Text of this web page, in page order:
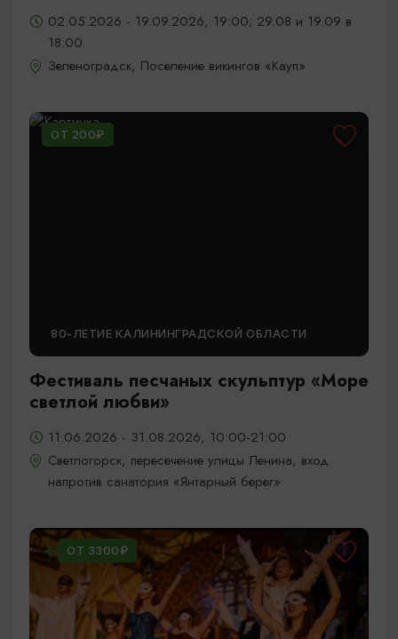
02.05.2026 - 19.09.2026, 19:00; 29.08 и 19.09 в
18:00
Зеленоградск, Поселение викингов «Кауп»
ОТ 200₽
80-ЛЕТИЕ КАЛИНИНГРАДСКОЙ ОБЛАСТИ
Фестиваль песчаных скульптур «Море
светлой любви»
11.06.2026 - 31.08.2026, 10:00-21:00
Светлогорск, пересечение улицы Ленина, вход
напротив санатория «Янтарный берег»
ОТ 3300₽